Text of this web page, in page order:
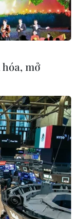
Nhật Bản. (Ảnh:
đàn châu Á
kinh tế của
báo sẽ đạt tối
mở